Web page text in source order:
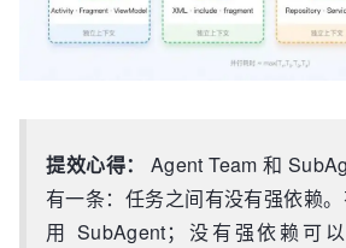
提效心得：
Agent Team 和
有一条：任务之间有没有强依赖。
用 SubAgent；没有强依赖可